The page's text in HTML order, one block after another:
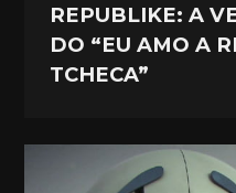
REPUBLIKE: A
DO “EU AMO A
TCHECA”